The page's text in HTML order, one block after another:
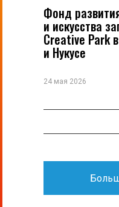
Фонд
и искусства
Creative Park
и Нукусе
24 мая 2026